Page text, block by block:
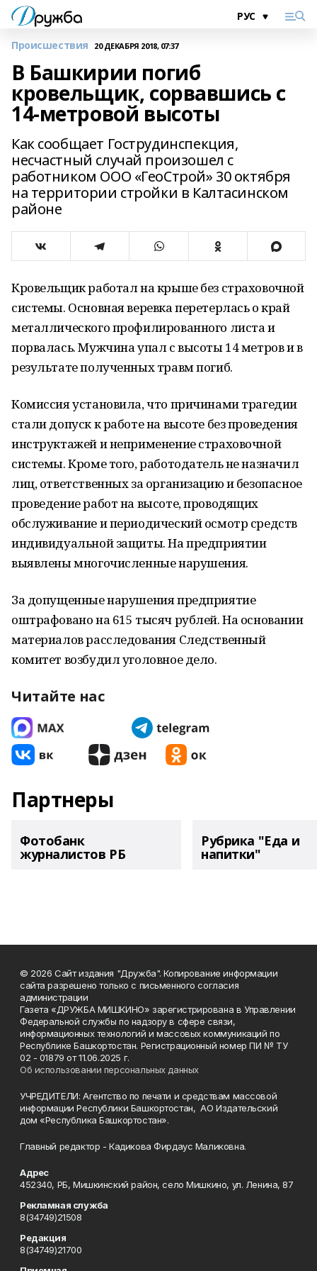
Происшествия 20 ДЕКАБРЯ 2018, 07:37
В Башкирии погиб
кровельщик, сорвавшись с
14-метровой высоты
Как сообщает Гострудинспекция,
несчастный случай произошел с
работником ООО «ГеоСтрой» 30 октября
на территории стройки в Калтасинском
районе
Кровельщик работал на крыше без страховочной
системы. Основная веревка перетерлась о край
металлического профилированного листа и
порвалась. Мужчина упал с высоты 14 метров и в
результате полученных травм погиб.
Комиссия установила, что причинами трагедии
стали допуск к работе на высоте без проведения
инструктажей и неприменение страховочной
системы. Кроме того, работодатель не назначил
лиц, ответственных за организацию и безопасное
проведение работ на высоте, проводящих
обслуживание и периодический осмотр средств
индивидуальной защиты. На предприятии
выявлены многочисленные нарушения.
За допущенные нарушения предприятие
оштрафовано на 615 тысяч рублей. На основании
материалов расследования Следственный
комитет возбудил уголовное дело.
Читайте нас
Партнеры
Фотобанк
журналистов РБ
Рубрика "Еда и
напитки"
© 2026 Сайт издания "Дружба". Копирование информации
сайта разрешено только с письменного согласия
администрации
Газета «ДРУЖБА МИШКИНО» зарегистрирована в Управлении
Федеральной службы по надзору в сфере связи,
информационных технологий и массовых коммуникаций по
Республике Башкортостан. Регистрационный номер ПИ № ТУ
02 - 01879 от 11.06.2025 г.
Об использовании персональных данных
УЧРЕДИТЕЛИ: Агентство по печати и средствам массовой
информации Республики Башкортостан, АО Издательский
дом «Республика Башкортостан».
Главный редактор - Кадикова Фирдаус Маликовна.
Адрес
452340, РБ, Мишкинский район, село Мишкино, ул. Ленина, 87
Рекламная служба
8(34749)21508
Редакция
8(34749)21700